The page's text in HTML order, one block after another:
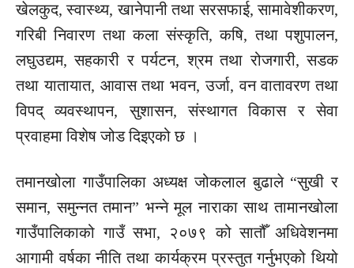
खेलकुद, स्वास्थ्य, खानेपानी तथा सरसफाई, सामावेशीकरण,
गरिबी निवारण तथा कला संस्कृति, कषि, तथा पशुपालन,
लघुउद्यम, सहकारी र पर्यटन, श्रम तथा रोजगारी, सडक
तथा यातायात, आवास तथा भवन, उर्जा, वन वातावरण तथा
विपद् व्यवस्थापन, सुशासन, संस्थागत विकास र सेवा
प्रवाहमा विशेष जोड दिइएको छ ।
तमानखोला गाउँपालिका अध्यक्ष जोकलाल बुढाले “सुखी र
समान, समुन्नत तमान” भन्ने मूल नाराका साथ तामानखोला
गाउँपालिकाको गाउँ सभा, २०७९ को सातौँ अधिवेशनमा
आगामी वर्षका नीति तथा कार्यक्रम प्रस्तुत गर्नुभएको थियो